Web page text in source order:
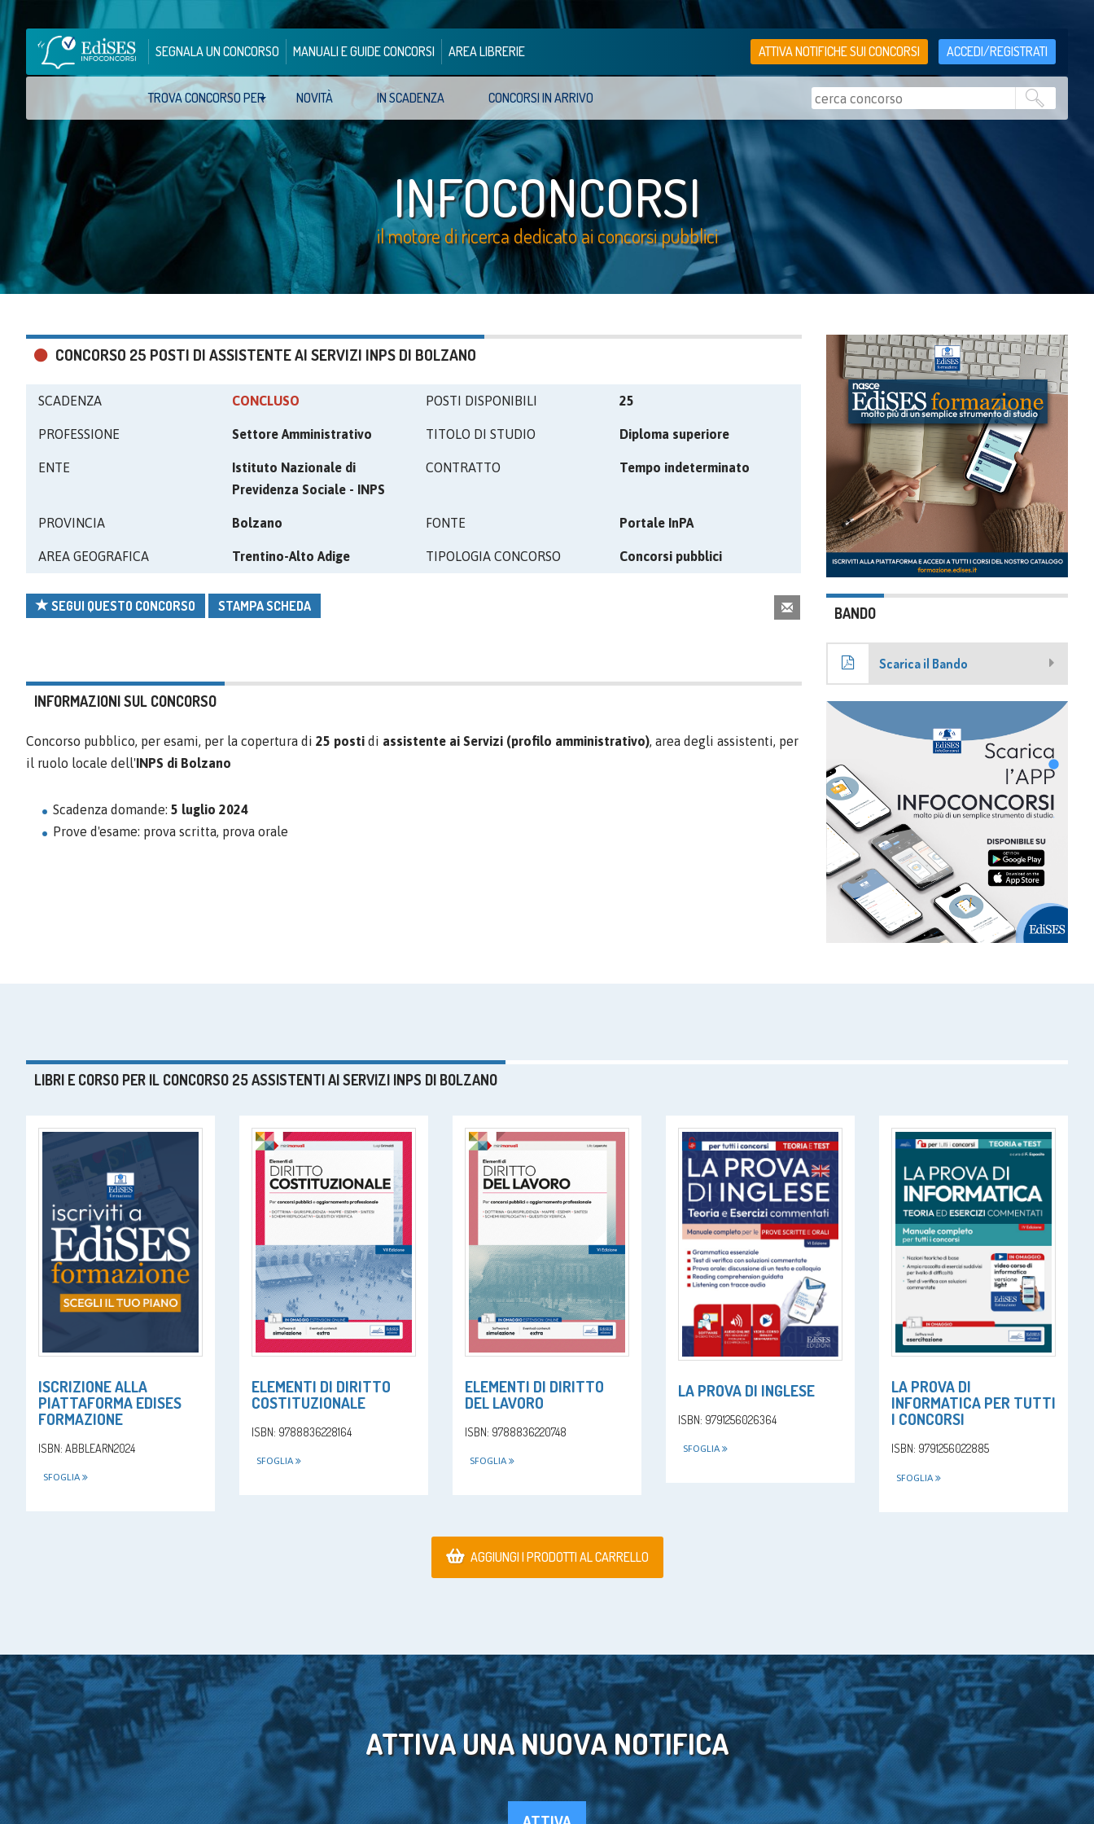
SEGNALA UN CONCORSO MANUALI E GUIDE CONCORSI AREA LIBRERIE ATTIVA NOTIFICHE SUI CONCORSI ACCEDI/REGISTRATI
TROVA CONCORSO PER NOVITÀ IN SCADENZA CONCORSI IN ARRIVO
INFOCONCORSI
il motore di ricerca dedicato ai concorsi pubblici
CONCORSO 25 POSTI DI ASSISTENTE AI SERVIZI INPS DI BOLZANO
SCADENZA CONCLUSO POSTI DISPONIBILI 25
PROFESSIONE Settore Amministrativo TITOLO DI STUDIO Diploma superiore
ENTE
Istituto Nazionale di
Previdenza Sociale - INPS
CONTRATTO Tempo indeterminato
PROVINCIA Bolzano FONTE Portale InPA
AREA GEOGRAFICA Trentino-Alto Adige TIPOLOGIA CONCORSO Concorsi pubblici
SEGUI QUESTO CONCORSO STAMPA SCHEDA
INFORMAZIONI SUL CONCORSO
Concorso pubblico, per esami, per la copertura di 25 posti di assistente ai Servizi (profilo amministrativo), area degli assistenti, per
il ruolo locale dell'INPS di Bolzano
Scadenza domande: 5 luglio 2024
Prove d'esame: prova scritta, prova orale
BANDO
Scarica il Bando
LIBRI E CORSO PER IL CONCORSO 25 ASSISTENTI AI SERVIZI INPS DI BOLZANO
ISCRIZIONE ALLA
PIATTAFORMA EDISES
FORMAZIONE
ISBN: ABBLEARN2024
SFOGLIA
ELEMENTI DI DIRITTO
COSTITUZIONALE
ISBN: 9788836228164
SFOGLIA
ELEMENTI DI DIRITTO
DEL LAVORO
ISBN: 9788836220748
SFOGLIA
LA PROVA DI INGLESE
ISBN: 9791256026364
SFOGLIA
LA PROVA DI
INFORMATICA PER TUTTI
I CONCORSI
ISBN: 9791256022885
SFOGLIA
AGGIUNGI I PRODOTTI AL CARRELLO
ATTIVA UNA NUOVA NOTIFICA